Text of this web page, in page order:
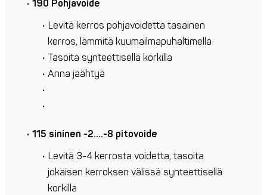
190 Pohjavoide
Levitä kerros pohjavoidetta tasainen
kerros, lämmitä kuumailmapuhaltimella
Tasoita synteettisellä korkilla
Anna jäähtyä
115 sininen -2….-8 pitovoide
Levitä 3-4 kerrosta voidetta, tasoita
jokaisen kerroksen välissä synteettisellä
korkilla